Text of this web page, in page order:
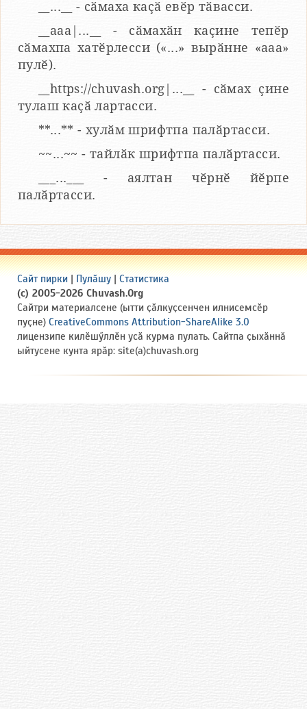
__...__ - сӑмаха каҫӑ евӗр тӑвасси.
__aaa|...__ - сӑмахӑн каҫине тепӗр
сӑмахпа хатӗрлесси («...» вырӑнне «ааа»
пулӗ).
__https://chuvash.org|...__ - сӑмах ҫине
тулаш каҫӑ лартасси.
**...** - хулӑм шрифтпа палӑртасси.
~~...~~ - тайлӑк шрифтпа палӑртасси.
___...___ - аялтан чӗрнӗ йӗрпе
палӑртасси.
Сайт пирки | Пулӑшу | Статистика
(c) 2005-2026 Chuvash.Org
Сайтри материалсене (ытти ҫӑлкуҫсенчен илнисемсӗр
пуҫне) CreativeCommons Attribution-ShareAlike 3.0
лицензипе килӗшӳллӗн усӑ курма пулать. Сайтпа ҫыхӑннӑ
ыйтусене кунта ярӑр: site(a)chuvash.org